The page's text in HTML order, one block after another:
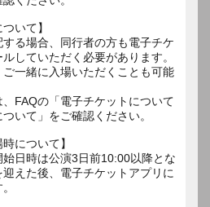
いて】
る場合、同行者の方も電子チケ
していただく必要があります。
一緒に入場いただくことも可能
FAQの「電子チケットについて
いて」をご確認ください。
について】
日時は公演3日前10:00以降とな
えた後、電子チケットアプリに